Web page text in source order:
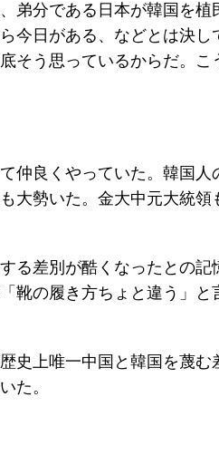
弟分である日本が韓国を
今日がある、などとは決
そう思っているからだ。
仲良くやっていた。韓国
大勢いた。金大中元大統
差別が酷くなったとの
靴の履き方ちょと違う」
史上唯一中国と韓国を蔑
た。